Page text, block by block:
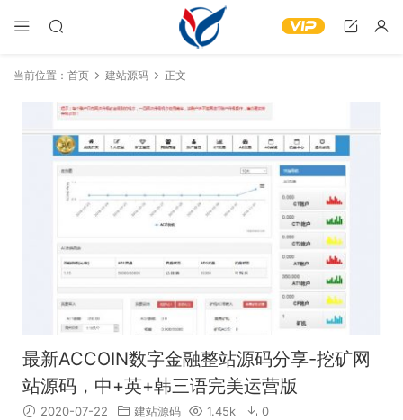
当前位置： 首页 建站源码 正文
最新ACCOIN数字金融整站源码分享-挖矿网
站源码，中+英+韩三语完美运营版
2020-07-22 建站源码 1.45k 0